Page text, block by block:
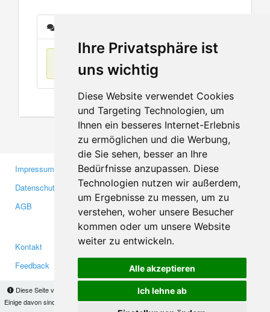
Ihre Privatsphäre ist
uns wichtig
Diese Website verwendet Cookies
und Targeting Technologien, um
Ihnen ein besseres Internet-Erlebnis
zu ermöglichen und die Werbung,
die Sie sehen, besser an Ihre
Bedürfnisse anzupassen. Diese
Technologien nutzen wir außerdem,
um Ergebnisse zu messen, um zu
verstehen, woher unsere Besucher
kommen oder um unsere Website
weiter zu entwickeln.
Alle akzeptieren
Ich lehne ab
Diese Seite verwendet Cookies, um Informationen auf Ihrem Computer zu speichern.
Einige davon sind notwendig, damit unsere Seite funktioniert, andere helfen uns dabei, das
Keine Einträge
Impressum
Datenschutzerklärung
AGB
Gewerbetreibende
Investoren
Medien
Kontakt
Feedback
Facebook
Twitter
YouTube
Google+